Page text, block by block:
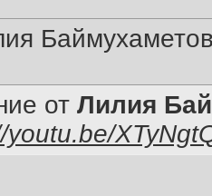
от Лилия
youtu.be/